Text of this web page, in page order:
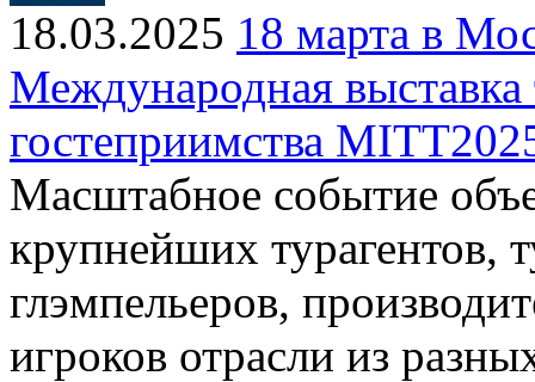
18.03.2025 18 марта в
Международная
гостеприимства
Масштабное событие
крупнейших турагентов,
глэмпельеров,
игроков отрасли из